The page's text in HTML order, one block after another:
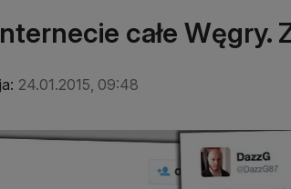
całe Węgry.
24.01.2015, 09:48